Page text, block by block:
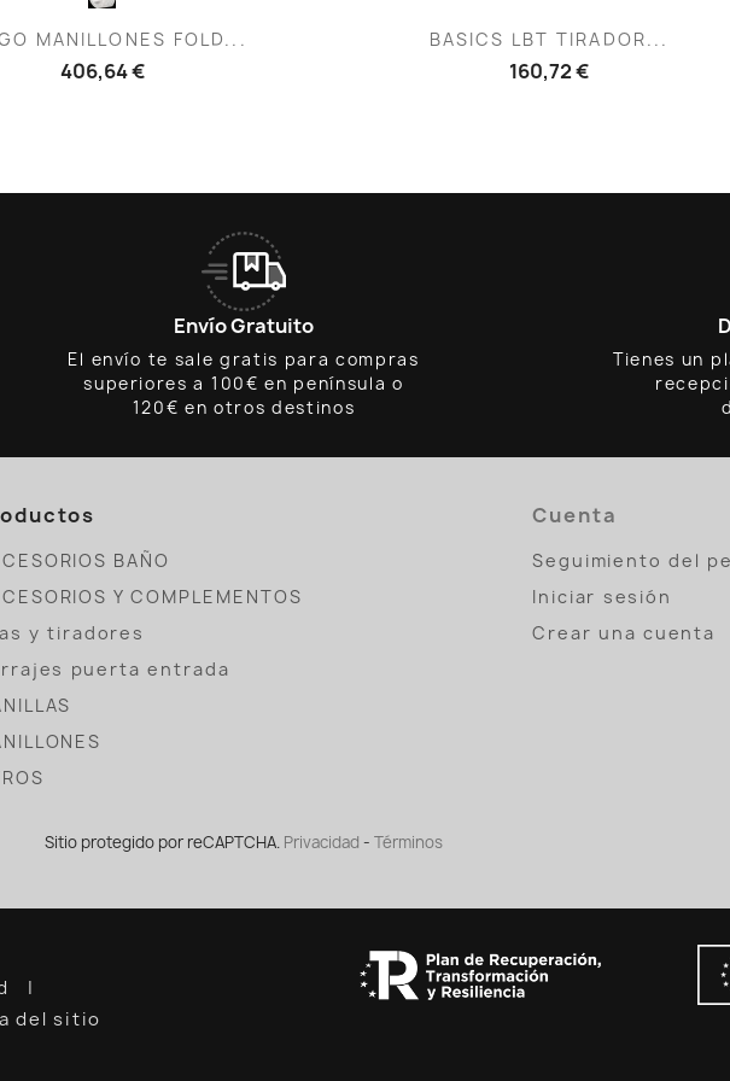
Vista rápida
MANILLONES FOLD...
406,64 €
 Vista rápida
BASICS LBT TIRADOR...
160,72 €
Envío Gratuito
El envío te sale gratis para compras
superiores a 100€ en península o
120€ en otros destinos
Tienes un
BAÑO
Y COMPLEMENTOS
y tiradores
puerta entrada
Cuenta
Seguimiento del
Iniciar sesión
Crear una cuenta
Sitio protegido por reCAPTCHA. Privacidad - Términos
del sitio